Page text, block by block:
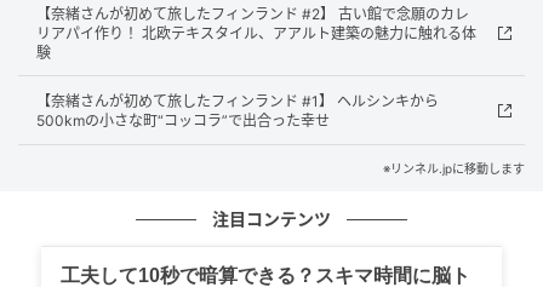
上げました。
Hyvää ruokahalua –お食事を召し上がれ–
【奈緒さんが初めて旅したフィンランド #2】 古い館で念願のカレ
リアパイ作り！ 北欧テキスタイル、アアルト建築の魅力に触れる体
験
【奈緒さんが初めて旅したフィンランド #1】 ヘルシンキから
500kmの小さな町“コッコラ”で出合った幸せ
※リンネル.jpに移動します
注目コンテンツ
工夫して10秒で暗算できる？スキマ時間に脳ト